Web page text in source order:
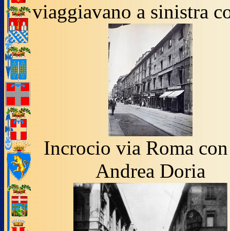
viaggiavano a sinistra
Incrocio via Roma
Andrea Doria